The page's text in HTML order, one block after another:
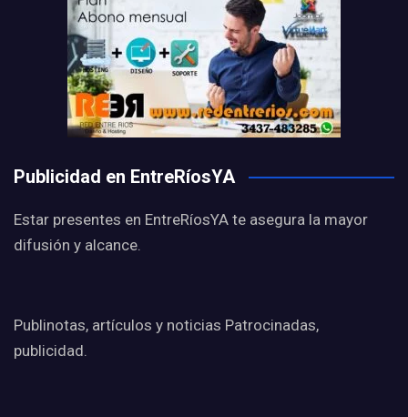
Publicidad en EntreRíosYA
Estar presentes en EntreRíosYA te asegura la mayor
difusión y alcance.
Publinotas, artículos y noticias Patrocinadas,
publicidad.